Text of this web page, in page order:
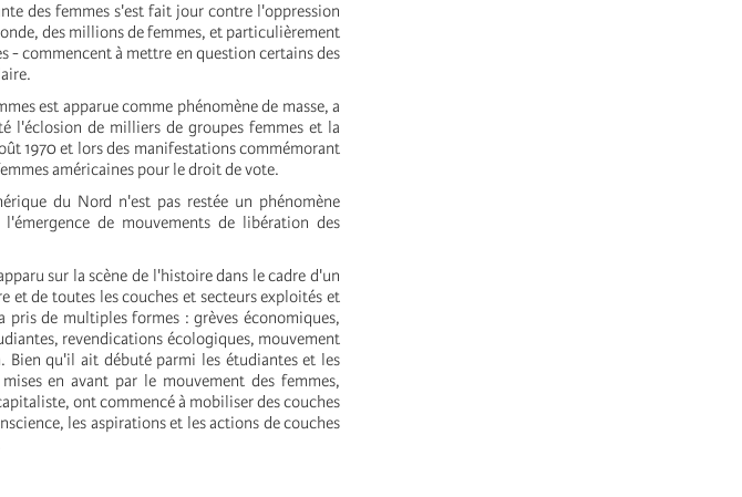
des femmes s'est fait jour contre l'oppression
des millions de femmes, et particulièrement
- commencent à mettre en question certains des
est apparue comme phénomène de masse, a
l'éclosion de milliers de groupes femmes et la
1970 et lors des manifestations commémorant
américaines pour le droit de vote.
du Nord n'est pas restée un phénomène
de mouvements de libération des
sur la scène de l'histoire dans le cadre d'un
et de toutes les couches et secteurs exploités et
de multiples formes : grèves économiques,
revendications écologiques, mouvement
qu'il ait débuté parmi les étudiantes et les
en avant par le mouvement des femmes,
ont commencé à mobiliser des couches
les aspirations et les actions de couches